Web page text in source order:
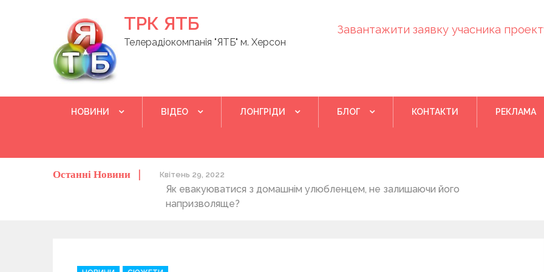
ТРК ЯТБ
Телерадіокомпанія "ЯТБ" м. Херсон
Завантажити заявку учасника
НОВИНИ ВІДЕО ЛОНГРІДИ БЛОГ КОНТАКТИ РЕКЛАМА
Останні Новини
та жителів області Квітень 29, 2022
Як евакуюватися з домашнім улюбленцем, не залишаючи його
напризволяще?
C